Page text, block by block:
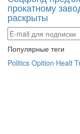
раскрыты
Популярные теги
Politics Opition Healt